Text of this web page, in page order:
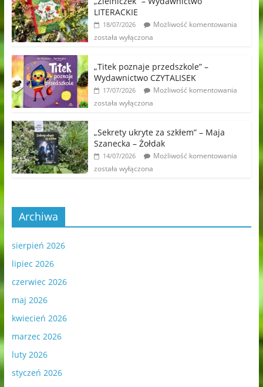
LITERACKIE
18/07/2026
Możliwość komentowania
została wyłączona
„Titek poznaje przedszkole” –
Wydawnictwo CZYTALISEK
17/07/2026
Możliwość komentowania
została wyłączona
„Sekrety ukryte za szkłem” – Maja
Szanecka – Żołdak
14/07/2026
Możliwość komentowania
została wyłączona
Archiwa
sierpień 2026
lipiec 2026
czerwiec 2026
maj 2026
kwiecień 2026
marzec 2026
luty 2026
styczeń 2026